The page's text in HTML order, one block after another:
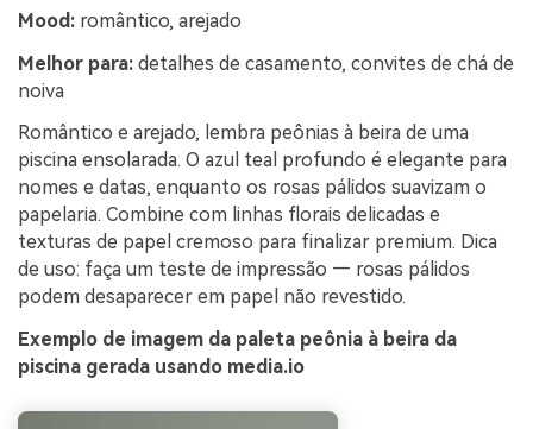
Mood: romântico, arejado
Melhor para: detalhes de casamento, convites de chá de
noiva
Romântico e arejado, lembra peônias à beira de uma
piscina ensolarada. O azul teal profundo é elegante para
nomes e datas, enquanto os rosas pálidos suavizam o
papelaria. Combine com linhas florais delicadas e
texturas de papel cremoso para finalizar premium. Dica
de uso: faça um teste de impressão — rosas pálidos
podem desaparecer em papel não revestido.
Exemplo de imagem da paleta peônia à beira da
piscina gerada usando media.io